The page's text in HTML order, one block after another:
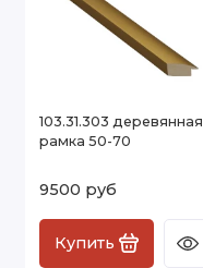
103.31.303 деревянная
рамка 50-70
9500 руб
Купить